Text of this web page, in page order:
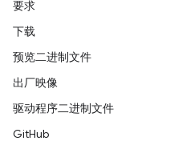
要求
下载
预览二进制文件
出厂映像
驱动程序二进制文件
GitHub